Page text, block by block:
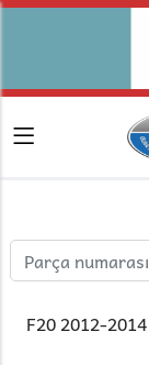
F20 2012-2014